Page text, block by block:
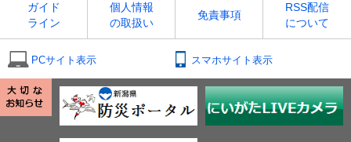
ガイド
ライン
個人情報
の取扱い
免責事項
RSS配信
について
PCサイト表示 スマホサイト表示